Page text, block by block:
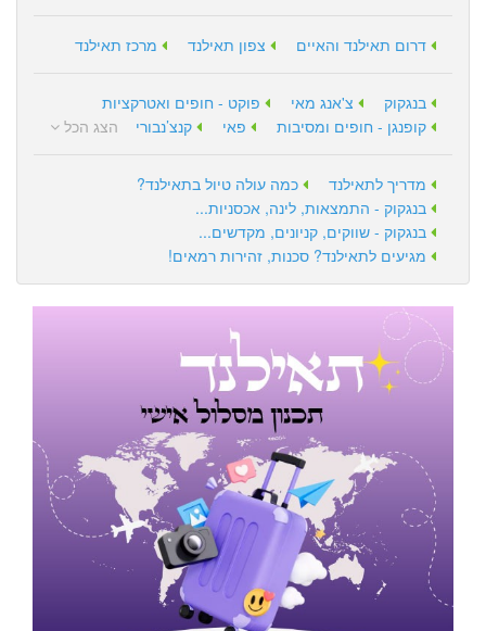
דרום תאילנד והאיים צפון תאילנד מרכז תאילנד
בנגקוק צ'אנג מאי
פוקט - חופים ואטרקציות
קופנגן - חופים ומסיבות
פאי קנצ’נבורי הצג הכל
מדריך לתאילנד
כמה עולה טיול בתאילנד?
בנגקוק - התמצאות, לינה, אכסניות...
בנגקוק - שווקים, קניונים, מקדשים...
מגיעים לתאילנד? סכנות, זהירות רמאים!